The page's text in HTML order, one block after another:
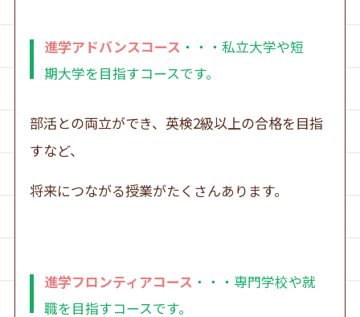
進学アドバンスコース ・・・私立大学や短
期大学を目指すコースです。
部活との両立ができ、英検2級以上の合格を目指
すなど、
将来につながる授業がたくさんあります。
進学フロンティアコース ・・・専門学校や就
職を目指すコースです。